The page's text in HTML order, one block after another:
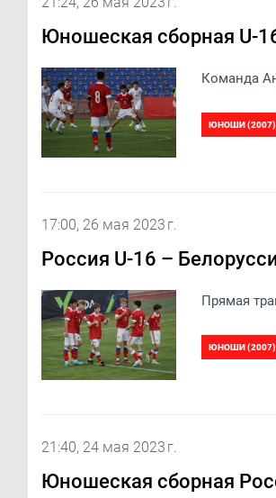
Юношеская сборная U-
Команда
ЮНОШИ (2007)
17:00, 26 мая 2023 г.
Россия U-16 –
Прямая
ЮНОШИ (2007)
21:40, 24 мая 2023 г.
Юношеская сборная